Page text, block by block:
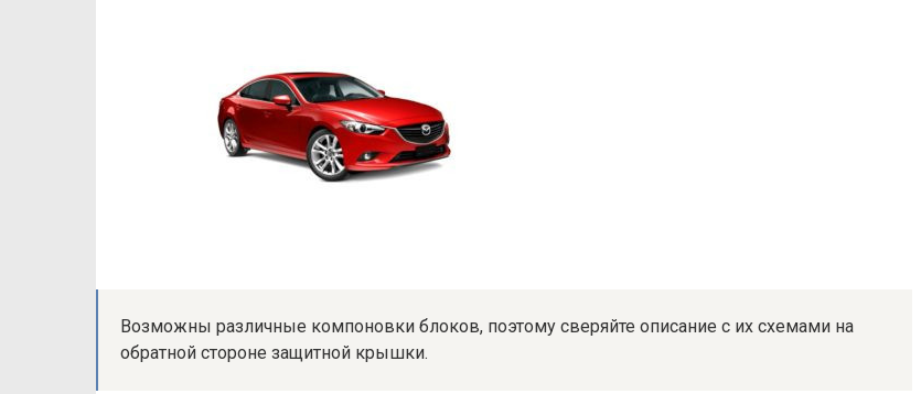
Возможны различные компоновки блоков, поэтому сверяйте описание с их схемами на
обратной стороне защитной крышки.